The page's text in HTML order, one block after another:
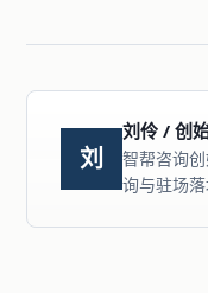
刘
刘伶 / 创
智帮咨询
询与驻场落